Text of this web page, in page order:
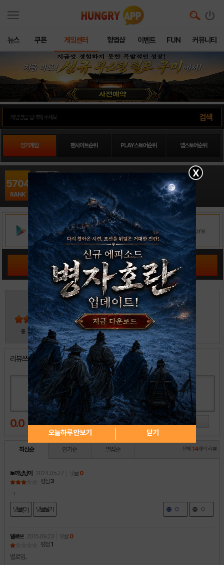
뉴스 쿠폰 게임센터 헝앱샵 이벤트 FUN 커뮤니티
인기게임 팬사이트순위 PLAY스토어순위 앱스토어순위
5704
RANK
신무림대전SE16
전략 / 다음모바게
출시일: 2012-07-22
공략 커뮤니티 바로가기
4
총 30 명 참여
5
4
3
2
1
리뷰쓰기
0.0
최신순 인기순 별점순 전체 14개의 리뷰
토끼냥냥이 2024.05.27 댓글 0
평점 3
ㄱ
댓글(0 ) 댓글달기 0 0
델로브 2015.09.23 댓글 0
평점 1
별로임..
X
오늘하루 안보기 닫기